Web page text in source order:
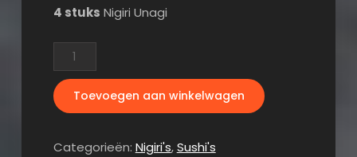
4 stuks Nigiri Unagi
Nigiri
Unagi
aantal
Toevoegen aan winkelwagen
Categorieën: Nigiri's,Sushi's